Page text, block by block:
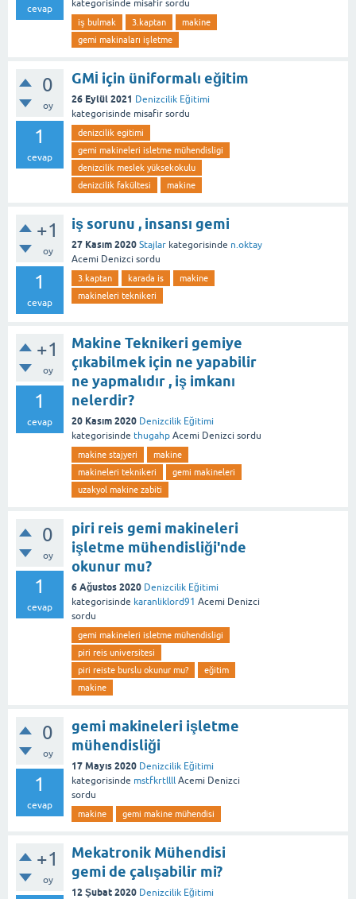
cevap
kategorisinde misafir sordu
iş bulmak 3.kaptan
makine
gemi makinaları işletme
0
oy
1
cevap
GMİ için üniformalı eğitim
26 Eylül 2021 Denizcilik Eğitimi
kategorisinde misafir sordu
denizcilik egitimi
gemi makineleri isletme mühendisligi
denizcilik meslek yüksekokulu
denizcilik fakültesi
makine
+1
oy
1
cevap
iş sorunu , insansı gemi
27 Kasım 2020 Stajlar kategorisinde n.oktay
Acemi Denizci sordu
3.kaptan karada is
makine
makineleri teknikeri
+1
oy
1
cevap
Makine Teknikeri gemiye
çıkabilmek için ne yapabilir
ne yapmalıdır , iş imkanı
nelerdir?
20 Kasım 2020 Denizcilik Eğitimi
kategorisinde thugahp Acemi Denizci sordu
makine stajyeri
makine
makineleri teknikeri
gemi makineleri
uzakyol makine zabiti
0
oy
1
cevap
piri reis gemi makineleri
işletme mühendisliği'nde
okunur mu?
6 Ağustos 2020 Denizcilik Eğitimi
kategorisinde karanliklord91 Acemi Denizci
sordu
gemi makineleri isletme mühendisligi
piri reis universitesi
piri reiste burslu okunur mu?
eğitim
makine
0
oy
1
cevap
gemi makineleri işletme
mühendisliği
17 Mayıs 2020 Denizcilik Eğitimi
kategorisinde mstfkrtllll Acemi Denizci
sordu
makine gemi makine mühendisi
+1
oy
Mekatronik Mühendisi
gemi de çalışabilir mi?
12 Şubat 2020 Denizcilik Eğitimi